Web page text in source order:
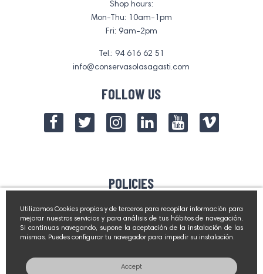
Utilizamos Cookies propias y de terceros para recopilar información para
mejorar nuestros servicios y para análisis de tus hábitos de navegación.
Si continuas navegando, supone la aceptación de la instalación de las
mismas. Puedes configurar tu navegador para impedir su instalación.
Accept
Shop hours:
Mon-Thu: 10am-1pm
Fri: 9am-2pm
Tel.: 94 616 62 51
info@conservasolasagasti.com
FOLLOW US
POLICIES
Contact Us
Legal notice
NEWS & PROMOTIONS